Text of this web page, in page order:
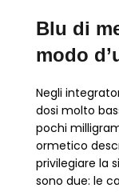
Blu di
modo
Negli
dosi molto
pochi
ormetico
privilegiare la
sono due: le